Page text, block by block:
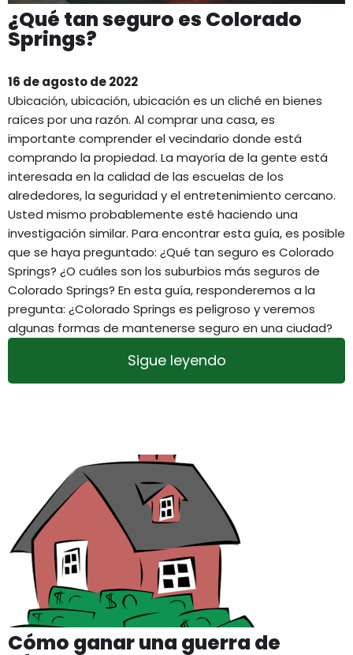
¿Qué tan seguro es Colorado
Springs?
16 de agosto de 2022
Ubicación, ubicación, ubicación es un cliché en bienes
raíces por una razón. Al comprar una casa, es
importante comprender el vecindario donde está
comprando la propiedad. La mayoría de la gente está
interesada en la calidad de las escuelas de los
alrededores, la seguridad y el entretenimiento cercano.
Usted mismo probablemente esté haciendo una
investigación similar. Para encontrar esta guía, es posible
que se haya preguntado: ¿Qué tan seguro es Colorado
Springs? ¿O cuáles son los suburbios más seguros de
Colorado Springs? En esta guía, responderemos a la
pregunta: ¿Colorado Springs es peligroso y veremos
algunas formas de mantenerse seguro en una ciudad?
Sigue leyendo
Cómo ganar una guerra de